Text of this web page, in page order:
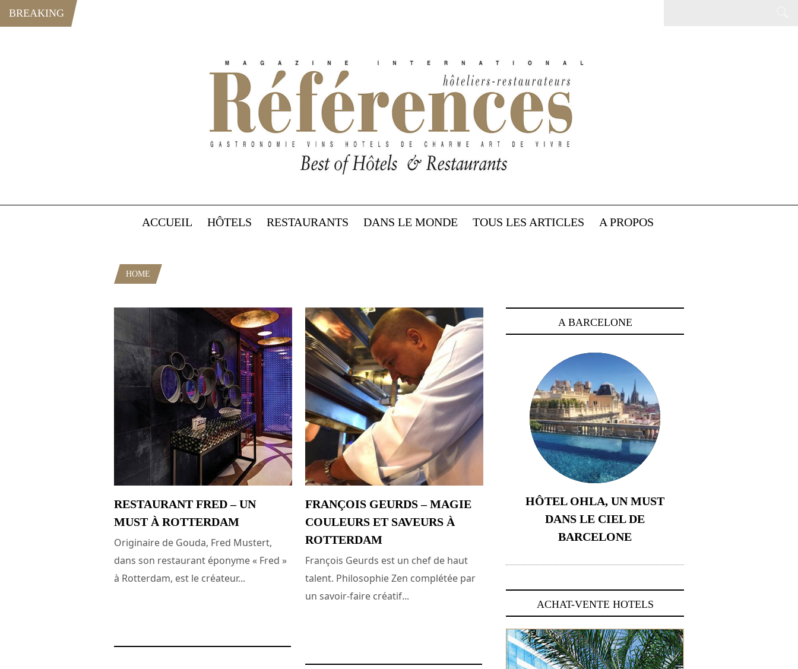
BREAKING
ACCUEIL HÔTELS RESTAURANTS DANS LE MONDE TOUS LES ARTICLES A PROPOS
HOME
RESTAURANT FRED – UN
MUST À ROTTERDAM
Originaire de Gouda, Fred Mustert,
dans son restaurant éponyme « Fred »
à Rotterdam, est le créateur...
FRANÇOIS GEURDS – MAGIE
COULEURS ET SAVEURS À
ROTTERDAM
François Geurds est un chef de haut
talent. Philosophie Zen complétée par
un savoir-faire créatif...
A BARCELONE
HÔTEL OHLA, UN MUST
DANS LE CIEL DE
BARCELONE
ACHAT-VENTE HOTELS